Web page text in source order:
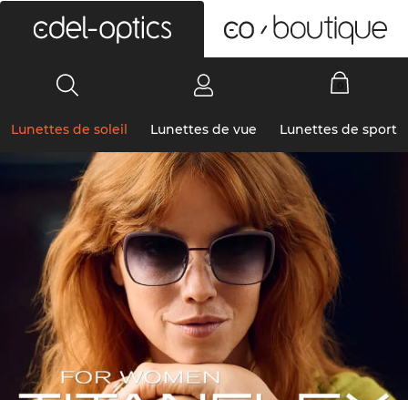
Lunettes de soleil Lunettes de vue Lunettes de sport